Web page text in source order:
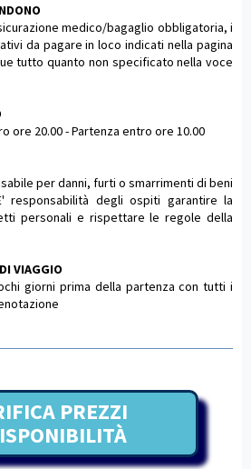
medico/bagaglio obbligatoria, i
da pagare in loco indicati nella pagina
tutto quanto non specificato nella voce
ore 20.00 - Partenza entro ore 10.00
per danni, furti o smarrimenti di beni
responsabilità degli ospiti garantire la
personali e rispettare le regole della
VIAGGIO
giorni prima della partenza con tutti i
PREZZI